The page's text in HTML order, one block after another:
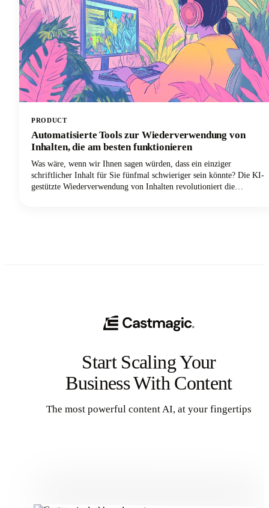
PRODUCT
Automatisierte Tools zur Wiederverwendung von
Inhalten, die am besten funktionieren
Was wäre, wenn wir Ihnen sagen würden, dass ein einziger
schriftlicher Inhalt für Sie fünfmal schwieriger sein könnte? Die KI-
gestützte Wiederverwendung von Inhalten revolutioniert die
Start Scaling Your
Business With Content
The most powerful content AI, at your fingertips